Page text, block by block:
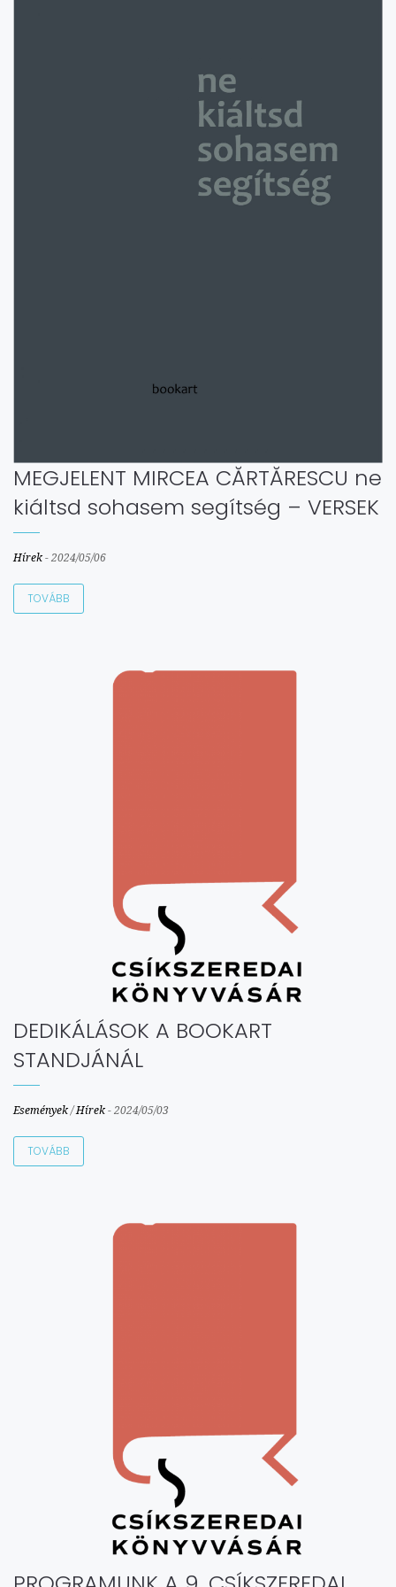
MEGJELENT MIRCEA CĂRTĂRESCU ne
kiáltsd sohasem segítség – VERSEK
Hírek - 2024/05/06
TOVÁBB
DEDIKÁLÁSOK A BOOKART
STANDJÁNÁL
Események/Hírek - 2024/05/03
TOVÁBB